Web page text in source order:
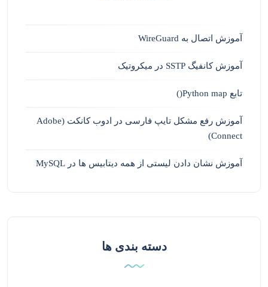
آموزش اتصال به WireGuard
آموزش کانفیگ SSTP در میکروتیک
تابع Python map()
آموزش رفع مشکل تایپ فارسی در ادوب کانکت (Adobe
Connect)
آموزش نشان دادن لیستی از همه دیتابیس ها در MySQL
دسته بندی ها